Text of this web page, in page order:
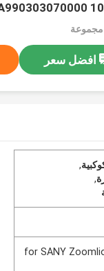
افضل سعر
,
,
for SANY